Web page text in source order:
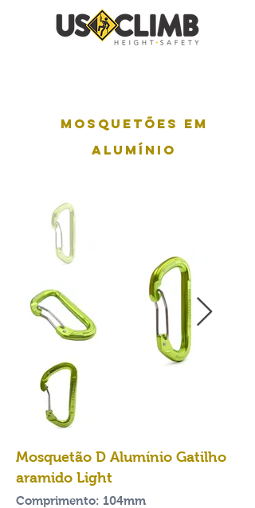
Mosquetões em
alumínio
Mosquetão D Alumínio Gatilho
aramido Light
Comprimento: 104mm